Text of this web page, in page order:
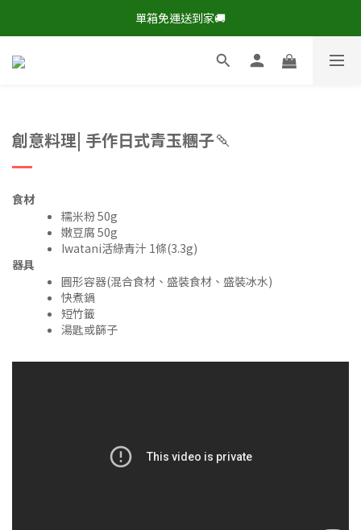
現在下單，即享8折🔥優惠特價>
單箱免運送到家🚚
現在下單，即享8折🔥優惠特價>
創意料理| 手作日式青玉糰子🍡
食材
糯米粉 50g
嫩豆腐 50g
Iwatani活綠青汁 1條(3.3g)
器具
圓形容器(混合食材、盛裝食材、盛裝冰水)
快煮鍋
短竹籤
湯匙或篩子